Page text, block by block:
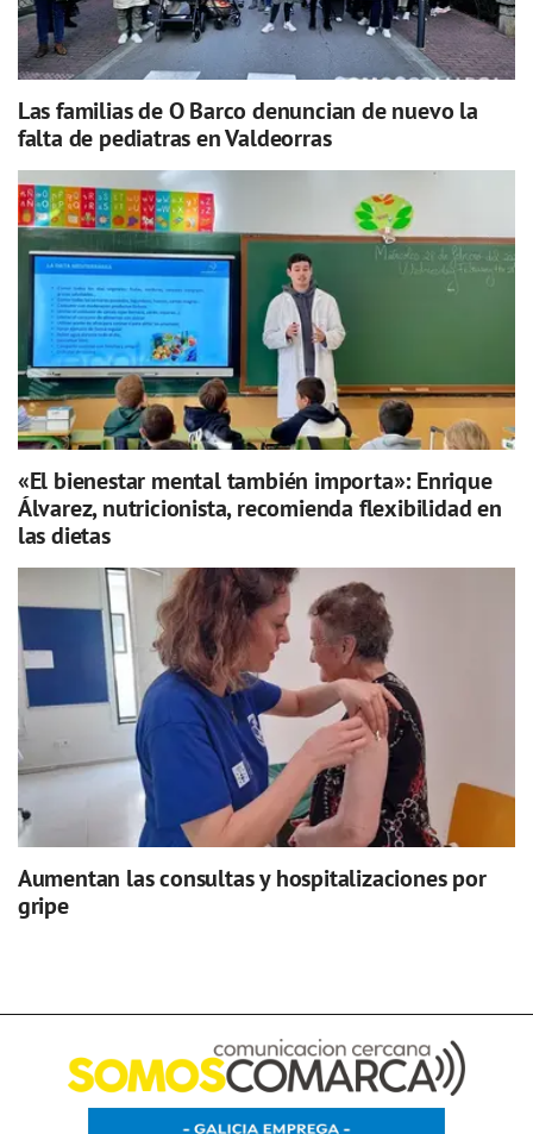
Las familias de O Barco denuncian de nuevo la
falta de pediatras en Valdeorras
«El bienestar mental también importa»: Enrique
Álvarez, nutricionista, recomienda flexibilidad en
las dietas
Aumentan las consultas y hospitalizaciones por
gripe